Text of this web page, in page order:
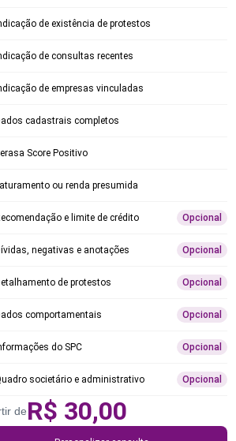
de existência de protestos
de consultas recentes
de empresas vinculadas
cadastrais completos
Score Positivo
ou renda presumida
e limite de crédito Opcional
negativas e anotações Opcional
de protestos Opcional
comportamentais Opcional
do SPC Opcional
societário e administrativo Opcional
deR$ 30,00